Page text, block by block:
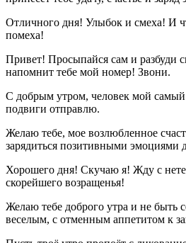
Отличного дня! Улыбок и смеха! И
помеха!
Привет! Просыпайся сам и разбуди
напомнит тебе мой номер! Звони.
С добрым утром, человек мой
подвиги отправлю.
Желаю тебе, мое возлюбленное
зарядиться позитивными эмоциями
Хорошего дня! Скучаю я! Жду с
скорейшего возращенья!
Желаю тебе доброго утра и не быть
веселым, с отменным аппетитом к